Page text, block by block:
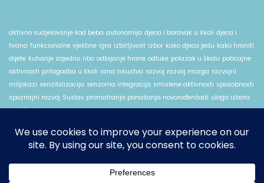
aktivno sudjelovanje kod beba autonomija djeca i boravak u školi djeca i
hrana funkcionalne vještine igra izbirljivost izbor kako djeca jedu kako hraniti
dijete kuhanje zajedno nbo odbijanje hrane odluke polazak u školu poticajne
aktivnosti prilagodba u školi rana iskustva razvoj razvoj mozga razvojni
miljokazi senzibilizacija senzorna integracija smislene aktivnosti sposobnosti
spoznajni razvoj Sustav promatranja ponašanja novorođenčadi uloga izbora
u djetinjstvu